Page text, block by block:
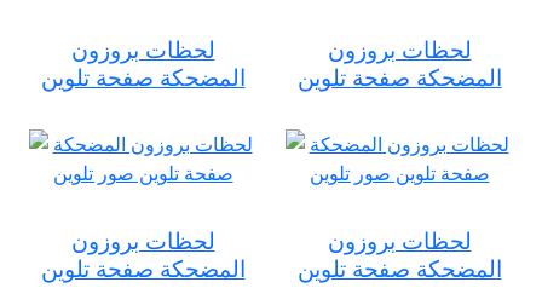
لحظات بروزون
المضحكة صفحة تلوين
لحظات بروزون
المضحكة صفحة تلوين
لحظات بروزون
المضحكة صفحة تلوين
لحظات بروزون
المضحكة صفحة تلوين